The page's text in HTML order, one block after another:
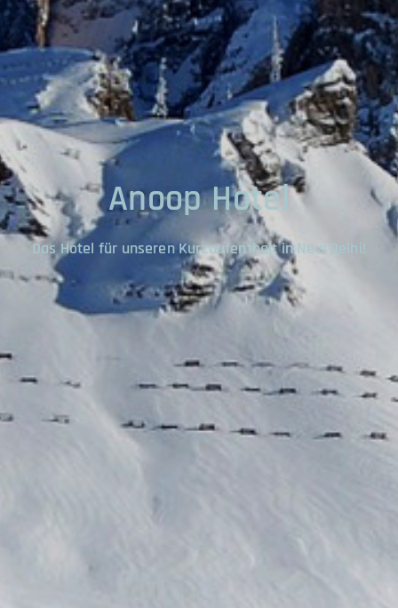
Anoop Hotel
Das Hotel für unseren Kurzaufenthalt in New Delhi!